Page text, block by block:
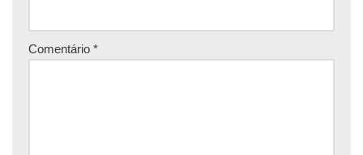
Comentário *